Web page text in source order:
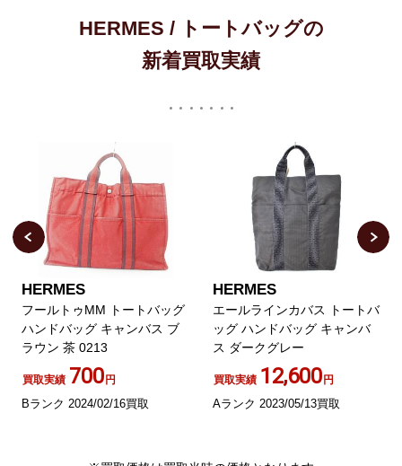
HERMES / トートバッグの
新着買取実績
HERMES
フールトゥMM トートバッグ
ハンドバッグ キャンバス ブ
ラウン 茶 0213
買取実績 700円
Bランク 2024/02/16買取
HERMES
エールラインカバス トートバ
ッグ ハンドバッグ キャンバ
ス ダークグレー
買取実績 12,600円
Aランク 2023/05/13買取